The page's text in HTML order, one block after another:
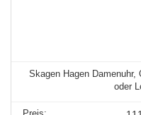
Skagen Hagen
oder